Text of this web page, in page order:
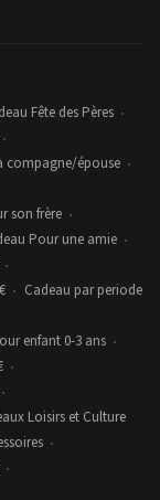
Fête des Pères •
•
compagne/épouse •
son frère •
Pour une amie •
•
• Cadeau par periode
enfant 0-3 ans •
•
•
Loisirs et Culture
•
•